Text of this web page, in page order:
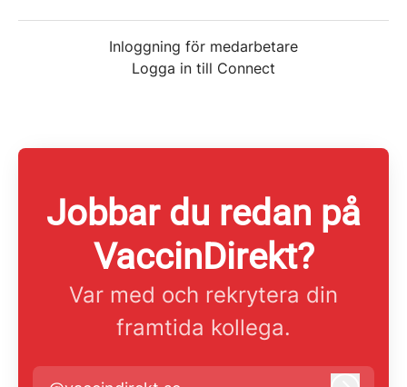
Inloggning för medarbetare
Logga in till Connect
Jobbar du redan på
VaccinDirekt?
Var med och rekrytera din
framtida kollega.